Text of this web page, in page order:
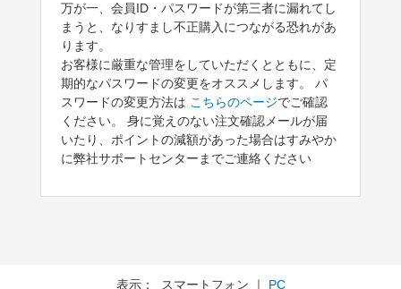
万が一、会員ID・パスワードが第三者に漏れてし
まうと、なりすまし不正購入につながる恐れがあ
ります。
お客様に厳重な管理をしていただくとともに、定
期的なパスワードの変更をオススメします。 パ
スワードの変更方法は こちらのページでご確認
ください。 身に覚えのない注文確認メールが届
いたり、ポイントの減額があった場合はすみやか
に弊社サポートセンターまでご連絡ください
表示： スマートフォン ｜ PC